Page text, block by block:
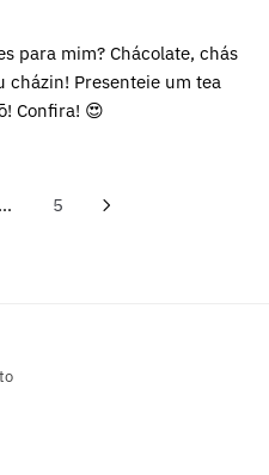
para mim? Chácolate, chás
cházin! Presenteie um tea
Confira! 😍
… 5